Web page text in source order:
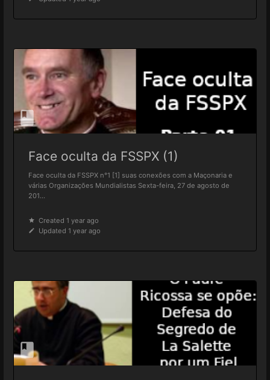
Face oculta da FSSPX (1)
Face oculta da FSSPX n°1 [1] suas conexões com a Maçonaria e
várias Organizações Mundialistas Sexta-feira, 27 de agosto de
201...
Created 1 year ago
Updated 1 year ago